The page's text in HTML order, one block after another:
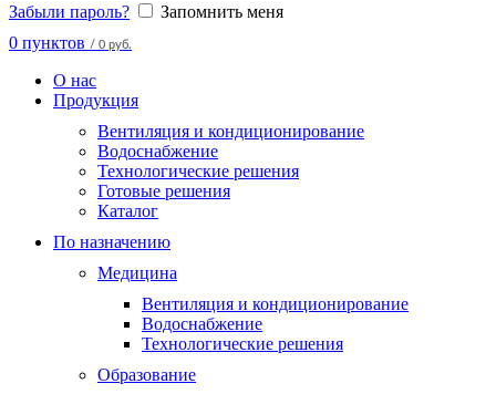
Забыли пароль?
Запомнить меня
0 пунктов / 0 руб.
О нас
Продукция
Вентиляция и кондиционирование
Водоснабжение
Технологические решения
Готовые решения
Каталог
По назначению
Медицина
Вентиляция и кондиционирование
Водоснабжение
Технологические решения
Образование